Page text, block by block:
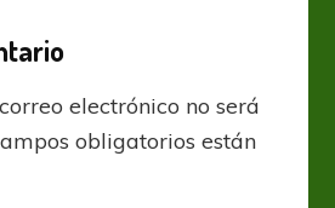
electrónico no será
obligatorios están